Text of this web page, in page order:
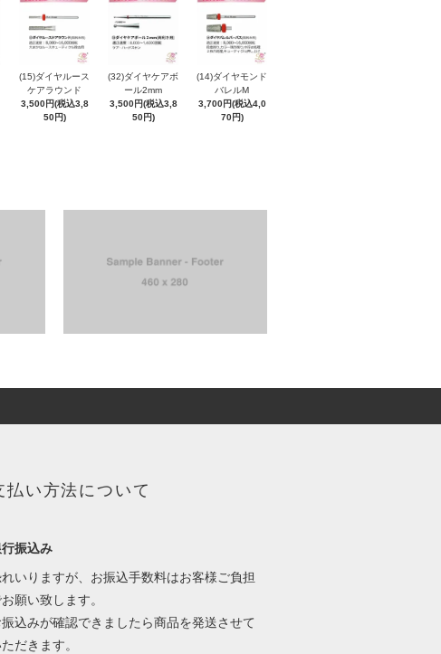
(15)ダイヤルース
ケアラウンド
3,500円(税込3,8
50円)
(32)ダイヤケアボ
ール2mm
3,500円(税込3,8
50円)
(14)ダイヤモンド
バレルM
3,700円(税込4,0
70円)
払い方法について
振込み
いりますが、お振込手数料はお客様ご負担
願い致します。
振込みが確認できましたら商品を発送させて
だきます。